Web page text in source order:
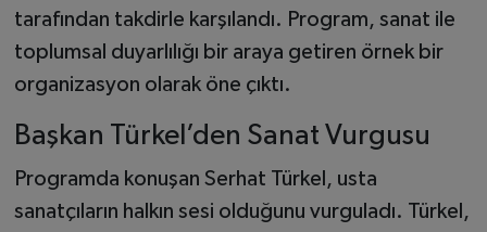
tarafından takdirle karşılandı. Program, sanat ile
toplumsal duyarlılığı bir araya getiren örnek bir
organizasyon olarak öne çıktı.
Başkan Türkel’den Sanat Vurgusu
Programda konuşan Serhat Türkel, usta
sanatçıların halkın sesi olduğunu vurguladı. Türkel,